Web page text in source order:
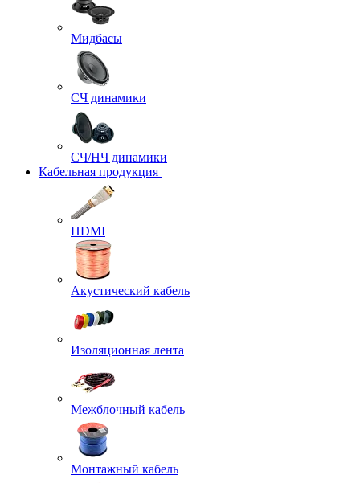
Мидбасы
СЧ динамики
СЧ/НЧ динамики
Кабельная продукция
HDMI
Акустический кабель
Изоляционная лента
Межблочный кабель
Монтажный кабель